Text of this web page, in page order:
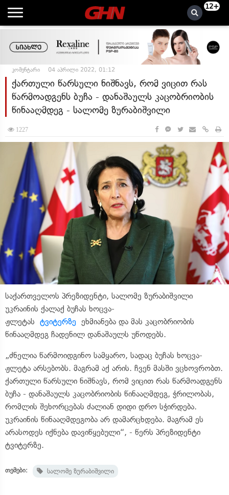
12+
კომენტარი 04 აპრილი 2022, 01:12
ქართული წარსული ნიშნავს, რომ ვიცით რას
წარმოადგენს ბუჩა - დანაშაულს კაცობრიობის
წინააღმდეგ - სალომე ზურაბიშვილი
1227
საქართველოს პრეზიდენტი, სალომე ზურაბიშვილი
უკრაინის ქალაქ ბუჩას ხოცვა-
ჟლეტას ტვიტერზე ეხმიანება და მას კაცობრიობის
წინააღმდეგ ჩადენილ დანაშაულს უწოდებს.
„ძნელია წარმოიდგინო სამყარო, სადაც ბუჩას ხოცვა-
ჟლეტა არსებობს. მაგრამ აქ არის. ჩვენ მასში ვცხოვრობთ.
ქართული წარსული ნიშნავს, რომ ვიცით რას წარმოადგენს
ბუჩა - დანაშაულს კაცობრიობის წინააღმდეგ, ჭრილობას,
რომლის შეხორცებას ძალიან დიდი დრო სჭირდება.
უკრაინის წინააღმდეგობა არ დამარცხდება. მაგრამ ეს
არასოდეს იქნება დავიწყებული“, - წერს პრეზიდენტი
ტვიტერზე.
თემები: სალომე ზურაბიშვილი